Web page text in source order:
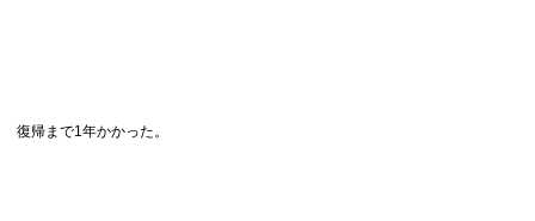
復帰まで1年かかった。